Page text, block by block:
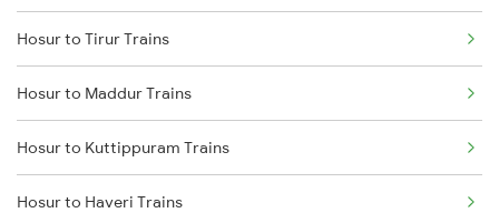
Miraj to Purna Trains
Miraj to Gadag Trains
Miraj to Aluva Trains
Miraj to Gadarwara Trains
Hosur to Tirur Trains
Hosur to Maddur Trains
Hosur to Kuttippuram Trains
Hosur to Haveri Trains